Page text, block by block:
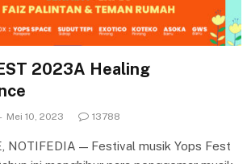
2023A Healing
Mei 10, 2023 13788
NOTIFEDIA — Festival musik Yops Fest